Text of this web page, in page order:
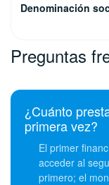
Denominación
Preguntas
¿Cuánto
primera vez?
El primer
acceder al
primero; el